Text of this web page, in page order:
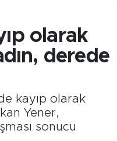
olarak
derede
kayıp olarak
Yener,
sonucu